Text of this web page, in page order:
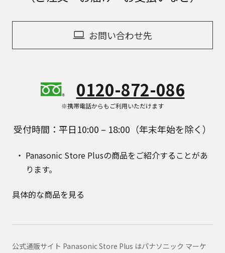
お問い合わせ先
0120-872-086
※携帯電話からもご利用いただけます
受付時間：平日10:00 – 18:00（年末年始を除く）
Panasonic Store Plusの商品をご紹介することがあ
ります。
具体的な商品を見る
公式通販サイト Panasonic Store Plus はパナソニック マーケ